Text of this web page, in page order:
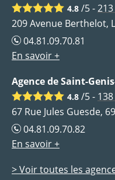
4.8 /5 -213
209 Avenue Berthelot,
04.81.09.70.81
En savoir +
Agence de Saint-
4.8 /5 - 138
67 Rue Jules Guesde,
04.81.09.70.82
En savoir +
> Voir toutes les